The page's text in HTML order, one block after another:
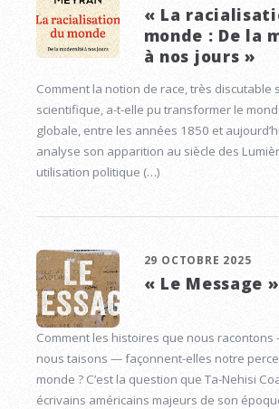
« La
monde : De la
à nos jours »
Comment la notion de race, très discutable
scientifique, a-t-elle pu transformer le
globale, entre les années 1850 et
analyse son apparition au siècle des
utilisation politique (…)
29 OCTOBRE 2025
« Le Message »
Comment les histoires que nous
nous taisons — façonnent-elles notre
monde ? C’est la question que Ta-Nehisi
écrivains américains majeurs de son